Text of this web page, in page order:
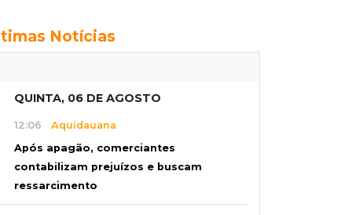
Notícias
QUINTA, 06 DE AGOSTO
12:06 Aquidauana
Após apagão, comerciantes
contabilizam prejuízos e buscam
ressarcimento